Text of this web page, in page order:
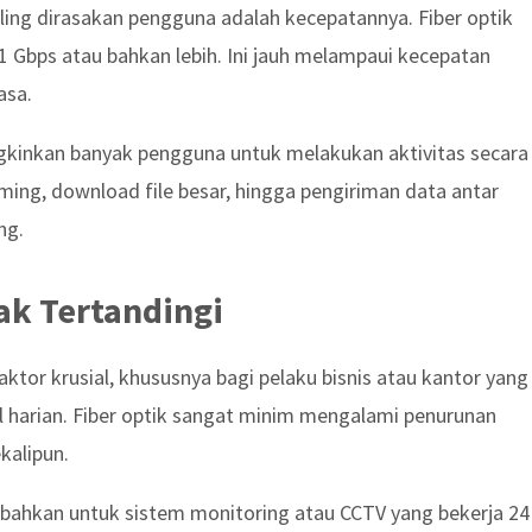
dirasakan pengguna adalah kecepatannya. Fiber optik
atau bahkan lebih. Ini jauh melampaui kecepatan
banyak pengguna untuk melakukan aktivitas secara
download file besar, hingga pengiriman data antar
Tertandingi
krusial, khususnya bagi pelaku bisnis atau kantor yang
Fiber optik sangat minim mengalami penurunan
untuk sistem monitoring atau CCTV yang bekerja 24